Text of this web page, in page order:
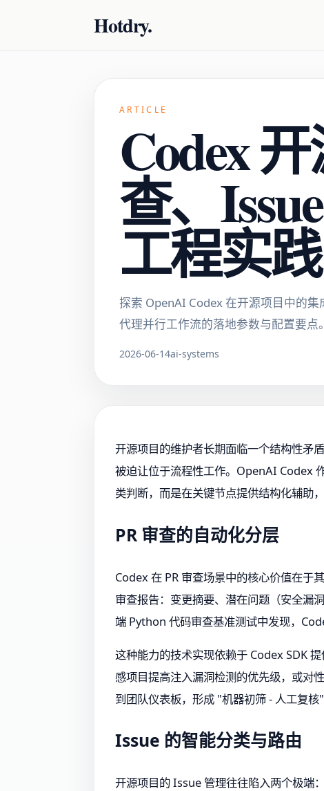
Hotdry.
ARTICLE
Codex
查、
工程实践
探索 OpenAI Codex 在开源项目中的
代理并行工作流的落地参数与配置要点。
2026-06-14ai-systems
开源项目的维护者长期面临一个结构性矛
被迫让位于流程性工作。OpenAI Codex
类判断，而是在关键节点提供结构化辅助
PR 审查的自动化分层
Codex 在 PR 审查场景中的核心价值在于
审查报告：变更摘要、潜在问题（安全漏
端 Python 代码审查基准测试中发现，
这种能力的技术实现依赖于 Codex SDK
感项目提高注入漏洞检测的优先级，或对
到团队仪表板，形成 "机器初筛 - 人工复核"
Issue 的智能分类与路由
开源项目的 Issue 管理往往陷入两个极端